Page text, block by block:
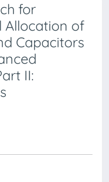
for
Allocation of
Capacitors
II: